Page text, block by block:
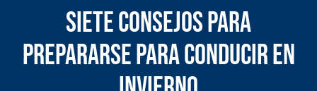
Siete Consejos Para
Prepararse Para Conducir en